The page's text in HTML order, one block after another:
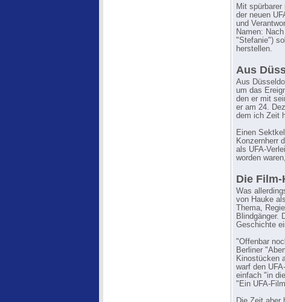
Mit
der neuen
und
Namen:
"Stefanie")
herstellen.
Aus
Aus
um das
den er mit
er am 24.
dem ich Zeit
Einen
Konzernherr
als UFA-
worden
Die
Was
von Hauke
Thema,
Blindgänger.
Geschichte
"Offenbar
Berliner
Kinostücken
warf den
einfach "in
"Ein UFA-